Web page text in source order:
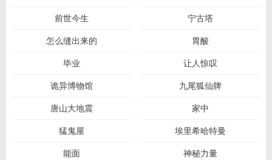
前世今生
宁古塔
怎么缝出来的
胃酸
毕业
让人惊叹
诡异博物馆
九尾狐仙牌
唐山大地震
家中
猛鬼屋
埃里希哈特曼
能面
神秘力量